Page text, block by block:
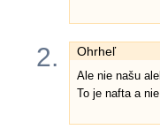
2. Ohrheľ
Ale nie našu
To je nafta a